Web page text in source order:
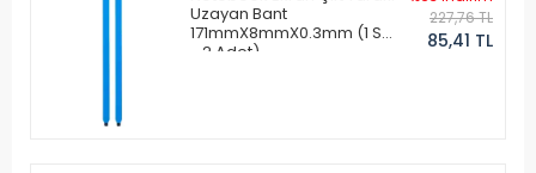
Uzayan Bant
171mmX8mmX0.3mm (1 Set
- 2 Adet)
227,76 TL
85,41 TL